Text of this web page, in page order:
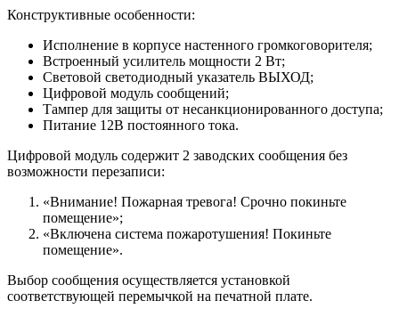
Конструктивные особенности:
Исполнение в корпусе настенного громкоговорителя;
Встроенный усилитель мощности 2 Вт;
Световой светодиодный указатель ВЫХОД;
Цифровой модуль сообщений;
Тампер для защиты от несанкционированного доступа;
Питание 12В постоянного тока.
Цифровой модуль содержит 2 заводских сообщения без
возможности перезаписи:
«Внимание! Пожарная тревога! Срочно покиньте
помещение»;
«Включена система пожаротушения! Покиньте
помещение».
Выбор сообщения осуществляется установкой
соответствующей перемычкой на печатной плате.